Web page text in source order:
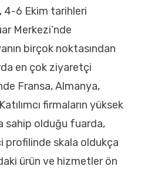
4-6 Ekim tarihleri
Merkezi’nde
birçok noktasından
en çok ziyaretçi
Fransa, Almanya,
firmaların yüksek
sahip olduğu fuarda,
profilinde skala oldukça
ürün ve hizmetler ön